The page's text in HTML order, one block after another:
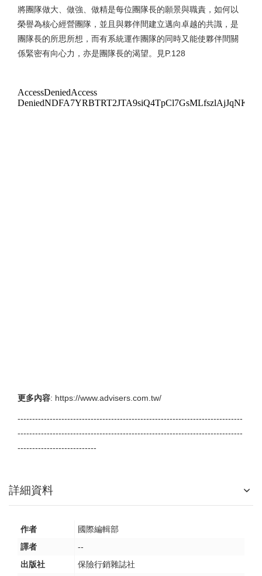
將團隊做大、做強、做精是每位團隊長的願景與職責，如何以
榮譽為核心經營團隊，並且與夥伴間建立邁向卓越的共識，是
團隊長的所思所想，而有系統運作團隊的同時又能使夥伴間關
係緊密有向心力，亦是團隊長的渴望。見P.128
更多內容: https://www.advisers.com.tw/
-----------------------------------------------------------------------------
-----------------------------------------------------------------------------
---------------------------
詳細資料
作者
國際編輯部
譯者
--
出版社
保險行銷雜誌社